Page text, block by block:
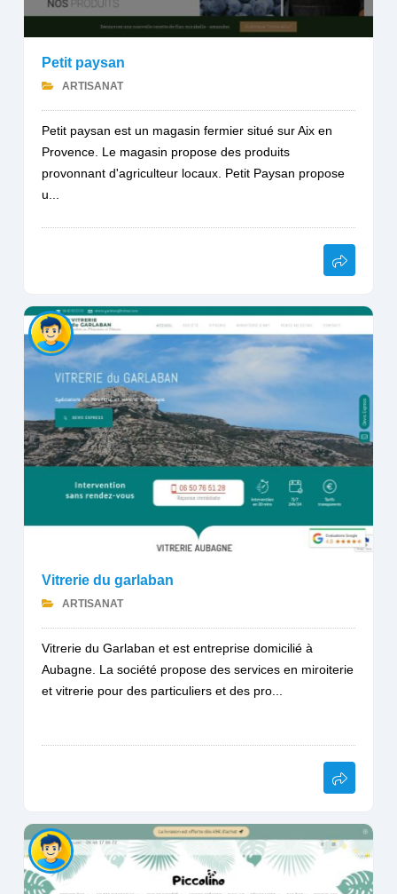
Petit paysan
ARTISANAT
Petit paysan est un magasin fermier situé sur Aix en
Provence. Le magasin propose des produits
provonnant d'agriculteur locaux. Petit Paysan propose
u...
Vitrerie du garlaban
ARTISANAT
Vitrerie du Garlaban et est entreprise domicilié à
Aubagne. La société propose des services en miroiterie
et vitrerie pour des particuliers et des pro...